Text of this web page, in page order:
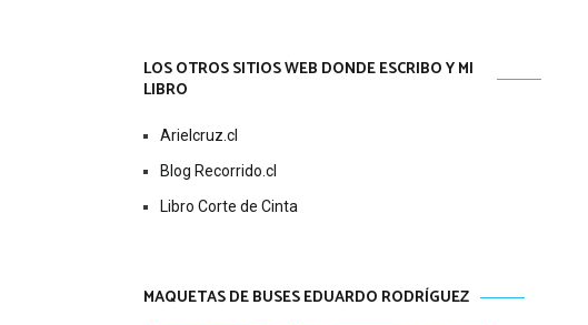
LOS OTROS SITIOS WEB DONDE ESCRIBO Y MI
LIBRO
Arielcruz.cl
Blog Recorrido.cl
Libro Corte de Cinta
MAQUETAS DE BUSES EDUARDO RODRÍGUEZ